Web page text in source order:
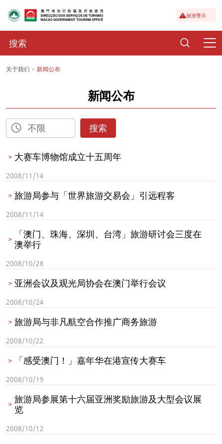
旅游警示
关于我们 新闻公布
新闻公布
搜索
大赛车博物馆成立十五周年
2008/11/14
旅游局参与「世界旅游交易会」引远程客
2008/11/14
「澳门、珠海、深圳、台湾」旅游研讨会三度在
澳举行
2008/10/28
亚洲会议及观光局协会在澳门举行会议
2008/10/24
旅游局与非凡航空合作推广商务旅游
2008/10/22
「感受澳门！」嘉年华在港宣传大赛车
2008/10/19
旅游局参展第十六届亚洲奖励旅游及大型会议展
览
2008/10/12